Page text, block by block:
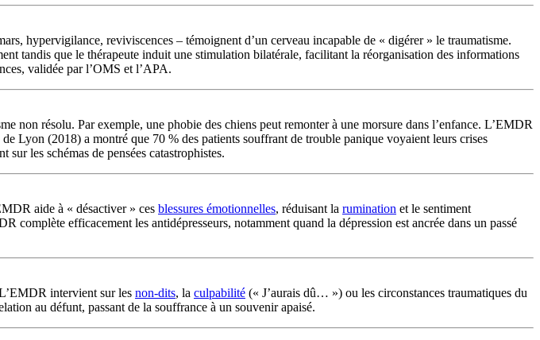
hypervigilance, reviviscences – témoignent d’un cerveau incapable de « digérer » le traumatisme.
tandis que le thérapeute induit une stimulation bilatérale, facilitant la réorganisation des informations
validée par l’OMS et l’APA.
non résolu. Par exemple, une phobie des chiens peut remonter à une morsure dans l’enfance. L’EMDR
Lyon (2018) a montré que 70 % des patients souffrant de trouble panique voyaient leurs crises
les schémas de pensées catastrophistes.
aide à « désactiver » ces blessures émotionnelles, réduisant la rumination et le sentiment
complète efficacement les antidépresseurs, notamment quand la dépression est ancrée dans un passé
intervient sur les non-dits, la culpabilité (« J’aurais dû… ») ou les circonstances traumatiques du
au défunt, passant de la souffrance à un souvenir apaisé.